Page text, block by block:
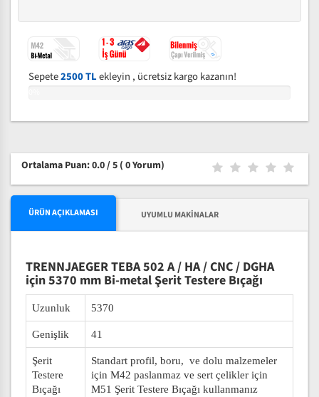
Sepete2500 TLekleyin , ücretsiz kargo kazanın!
Ortalama Puan: 0.0 / 5 ( 0 Yorum)
ÜRÜN AÇIKLAMASI UYUMLU MAKINALAR
TRENNJAEGER TEBA 502 A / HA / CNC / DGHA
için 5370 mm Bi-metal Şerit Testere Bıçağı
Uzunluk 5370
Genişlik 41
Şerit
Testere
Bıçağı
Standart profil, boru, ve dolu malzemeler
için M42 paslanmaz ve sert çelikler için
M51 Şerit Testere Bıçağı kullanmanız